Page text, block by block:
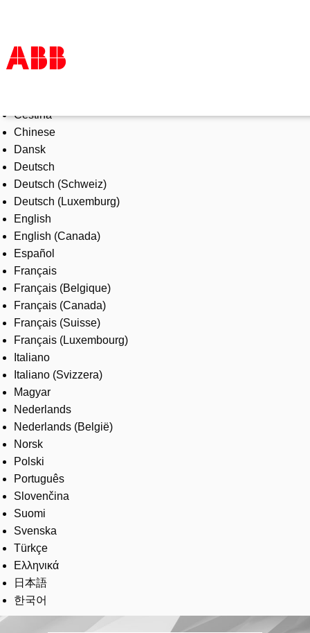
Products & Solutions
Industries
Services
About us
Where to buy
Contact us
Careers
Čeština
Chinese
Dansk
Deutsch
Deutsch (Schweiz)
Deutsch (Luxemburg)
English
English (Canada)
Español
Français
Français (Belgique)
Français (Canada)
Français (Suisse)
Français (Luxembourg)
Italiano
Italiano (Svizzera)
Magyar
Nederlands
Nederlands (België)
Norsk
Polski
Português
Slovenčina
Suomi
Svenska
Türkçe
Ελληνικά
日本語
한국어